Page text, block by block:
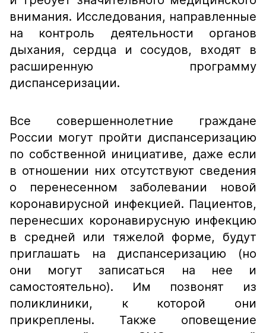
внимания. Исследования, направленные
на контроль деятельности органов
дыхания, сердца и сосудов, входят в
расширенную программу
диспансеризации.
Все совершеннолетние граждане
России могут пройти диспансеризацию
по собственной инициативе, даже если
в отношении них отсутствуют сведения
о перенесенном заболевании новой
коронавирусной инфекцией. Пациентов,
перенесших коронавирусную инфекцию
в средней или тяжелой форме, будут
приглашать на диспансеризацию (но
они могут записаться на нее и
самостоятельно). Им позвонят из
поликлиники, к которой они
прикреплены. Также оповещение